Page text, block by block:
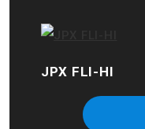
JPX FLI-HI